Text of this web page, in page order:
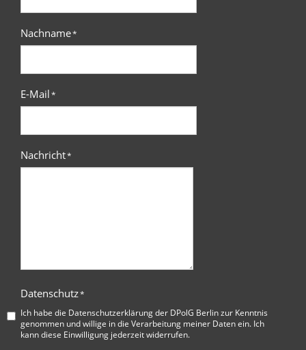
Nachname*
E-Mail*
Nachricht*
Datenschutz*
Ich habe die Datenschutzerklärung der DPolG Berlinzur Kenntnis
genommen und willige in die Verarbeitung meiner Daten ein. Ich
kann diese Einwilligung jederzeit widerrufen.